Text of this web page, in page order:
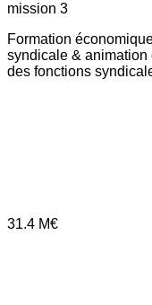
mission 3
Formation
syndicale &
des fonctions
31.4 M€